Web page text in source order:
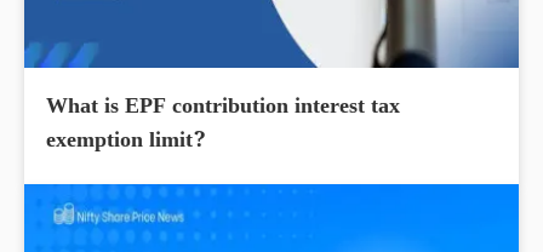
What is EPF contribution interest tax
exemption limit?